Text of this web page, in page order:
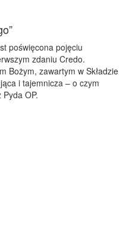
poświęcona pojęciu
zdaniu Credo.
Bożym, zawartym w Składzie
i tajemnicza – o czym
OP.